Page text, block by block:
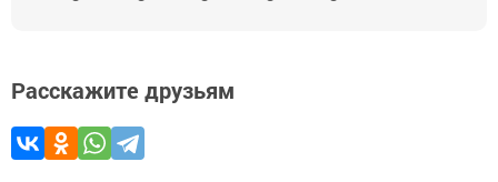
Расскажите друзьям